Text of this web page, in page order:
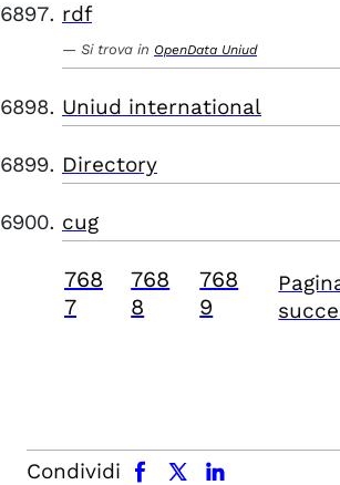
rdf
Si trova in OpenData Uniud
Uniud international
Directory
cug
768
7
768
8
768
9
Condividi
facebook x.com linkedin